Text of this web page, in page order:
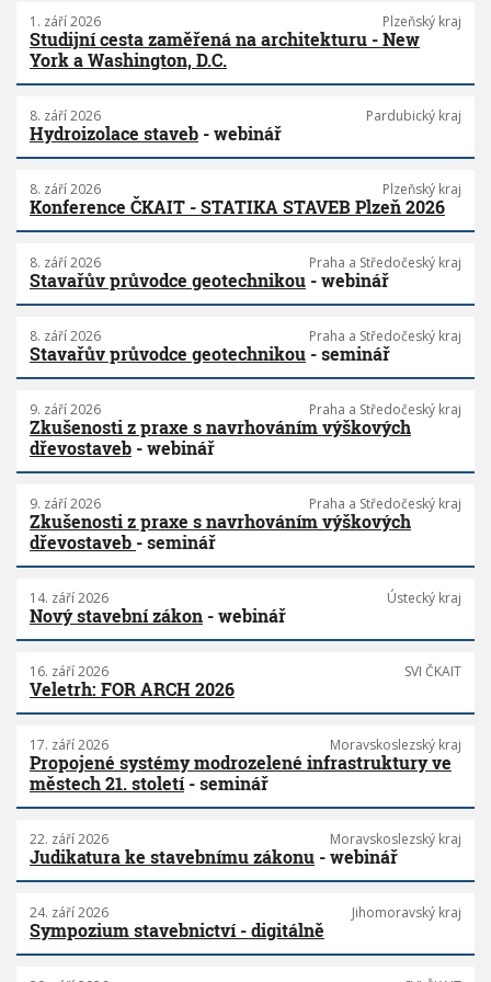
1. září 2026 Plzeňský kraj
Studijní cesta zaměřená na architekturu - New
York a Washington, D.C.
8. září 2026 Pardubický kraj
Hydroizolace staveb - webinář
8. září 2026 Plzeňský kraj
Konference ČKAIT - STATIKA STAVEB Plzeň 2026
8. září 2026 Praha a Středočeský kraj
Stavařův průvodce geotechnikou - webinář
8. září 2026 Praha a Středočeský kraj
Stavařův průvodce geotechnikou - seminář
9. září 2026 Praha a Středočeský kraj
Zkušenosti z praxe s navrhováním výškových
dřevostaveb - webinář
9. září 2026 Praha a Středočeský kraj
Zkušenosti z praxe s navrhováním výškových
dřevostaveb - seminář
14. září 2026 Ústecký kraj
Nový stavební zákon - webinář
16. září 2026 SVI ČKAIT
Veletrh: FOR ARCH 2026
17. září 2026 Moravskoslezský kraj
Propojené systémy modrozelené infrastruktury ve
městech 21. století- seminář
22. září 2026 Moravskoslezský kraj
Judikatura ke stavebnímu zákonu - webinář
24. září 2026 Jihomoravský kraj
Sympozium stavebnictví - digitálně